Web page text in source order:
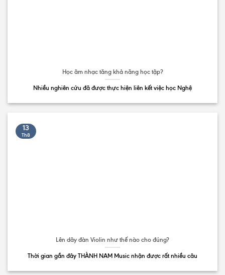
Học âm nhạc tăng khả năng học tập?
Nhiều nghiên cứu đã được thực hiện liên kết việc học Nghệ
Lên dây đàn Violin như thế nào cho đúng?
Thời gian gần đây THÀNH NAM Music nhận được rất nhiều câu
13
Th8